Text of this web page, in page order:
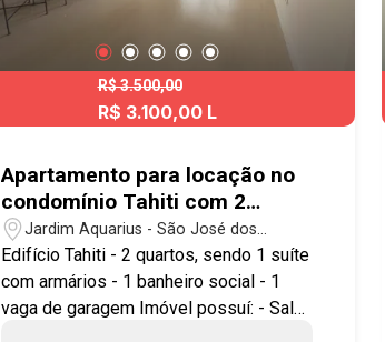
R$ 3.500,00
R$ 3.100,00 L
Apartamento para locação no
condomínio Tahiti com 2
quartos sendo 1 suíte - 64 m²
no bairro Jardim Aquarius
Jardim Aquarius - São José dos
Campos/SP
Edifício Tahiti - 2 quartos, sendo 1 suíte
com armários - 1 banheiro social - 1
vaga de garagem Imóvel possuí: - Sala